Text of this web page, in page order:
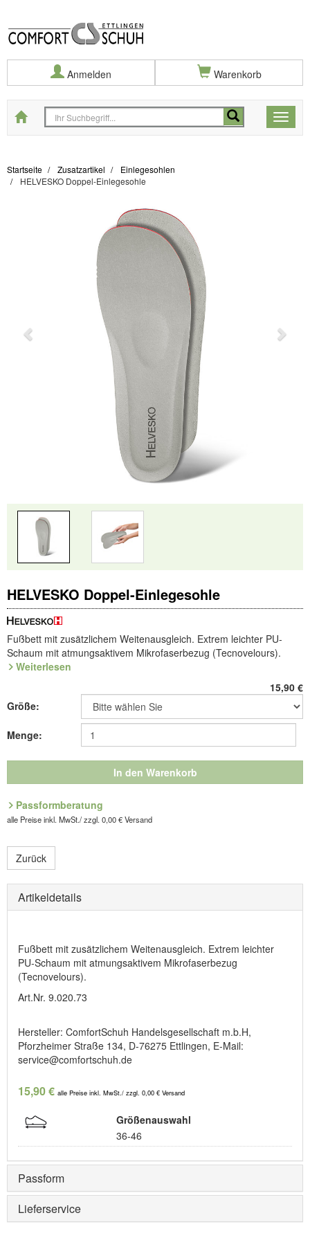
Anmelden Warenkorb
Toggle
Startseite
Startseite Zusatzartikel
Einlegesohlen
HELVESKO Doppel-Einlegesohle
HELVESKO Doppel-Einlegesohle
Fußbett mit zusätzlichem Weitenausgleich. Extrem leichter PU-
Schaum mit atmungsaktivem Mikrofaserbezug (Tecnovelours).
Art.Nr. 9.020.73
Hersteller: ComfortSchuh Handelsgesellschaft m.b.H, Pforzheimer
Straße 134, D-76275 Ettlingen, E-Mail: service@comfortschuh.de
Weiterlesen
15,90 €
Größe:
Menge:
In den Warenkorb
Passformberatung
alle Preise inkl. MwSt./ zzgl. 0,00 € Versand
Zurück
Artikeldetails
Fußbett mit zusätzlichem Weitenausgleich. Extrem leichter
PU-Schaum mit atmungsaktivem Mikrofaserbezug
(Tecnovelours).
Art.Nr. 9.020.73
Hersteller: ComfortSchuh Handelsgesellschaft m.b.H,
Pforzheimer Straße 134, D-76275 Ettlingen, E-Mail:
service@comfortschuh.de
15,90 € alle Preise inkl. MwSt./ zzgl. 0,00 € Versand
Größenauswahl
36-46
Passform
Lieferservice